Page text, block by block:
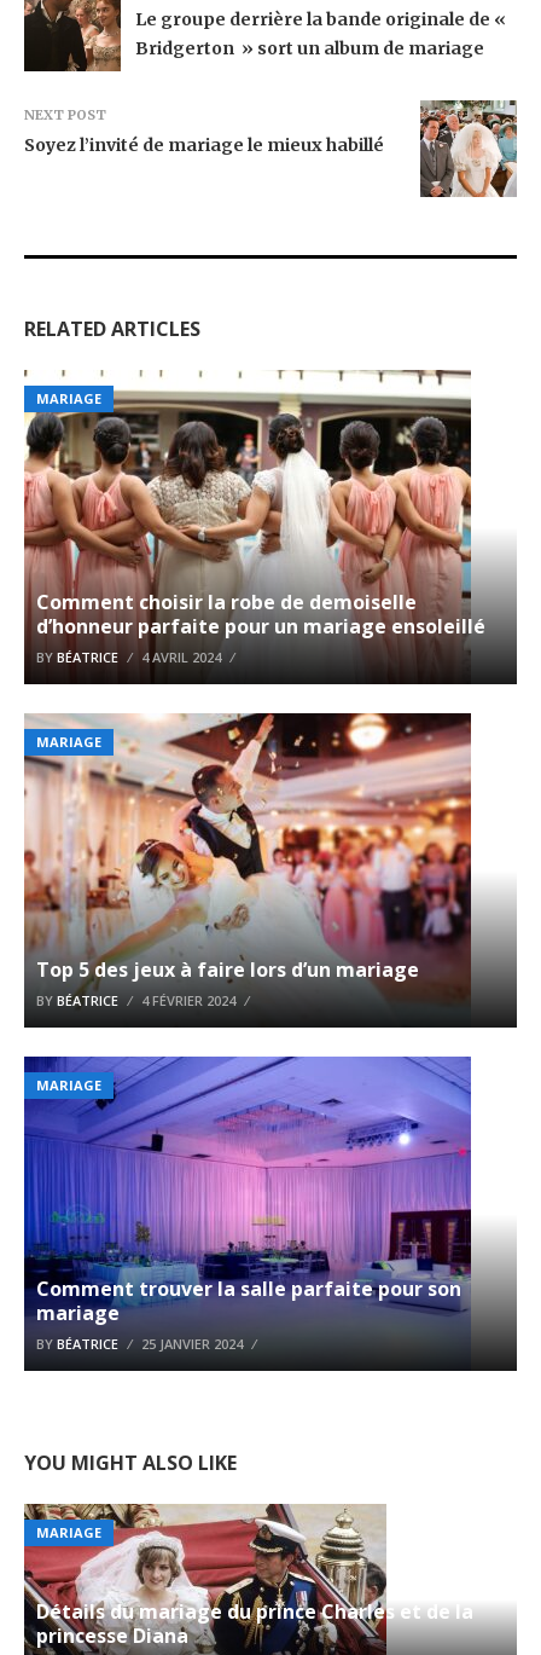
Le groupe derrière la bande originale de «
Bridgerton » sort un album de mariage
NEXT POST
Soyez l’invité de mariage le mieux habillé
RELATED ARTICLES
MARIAGE
Comment choisir la robe de demoiselle
d’honneur parfaite pour un mariage ensoleillé
BY BÉATRICE 4 AVRIL 2024
MARIAGE
Top 5 des jeux à faire lors d’un mariage
BY BÉATRICE 4 FÉVRIER 2024
MARIAGE
Comment trouver la salle parfaite pour son
mariage
BY BÉATRICE 25 JANVIER 2024
YOU MIGHT ALSO LIKE
MARIAGE
Détails du mariage du prince Charles et de la
princesse Diana